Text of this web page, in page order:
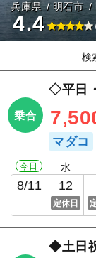
兵庫県 明石市
4.4
検
乗合
◇平日
マダコ
今日
8/11
水
12
定休日
◆土日